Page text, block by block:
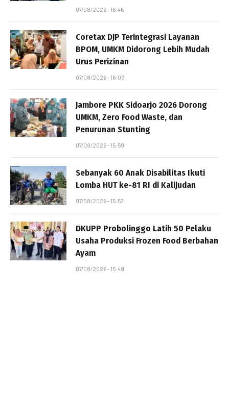
07/08/2026 - 16:46
Coretax DJP Terintegrasi Layanan
BPOM, UMKM Didorong Lebih Mudah
Urus Perizinan
07/08/2026 - 16:09
Jambore PKK Sidoarjo 2026 Dorong
UMKM, Zero Food Waste, dan
Penurunan Stunting
07/08/2026 - 15:59
Sebanyak 60 Anak Disabilitas Ikuti
Lomba HUT ke-81 RI di Kalijudan
07/08/2026 - 15:53
DKUPP Probolinggo Latih 50 Pelaku
Usaha Produksi Frozen Food Berbahan
Ayam
07/08/2026 - 15:49